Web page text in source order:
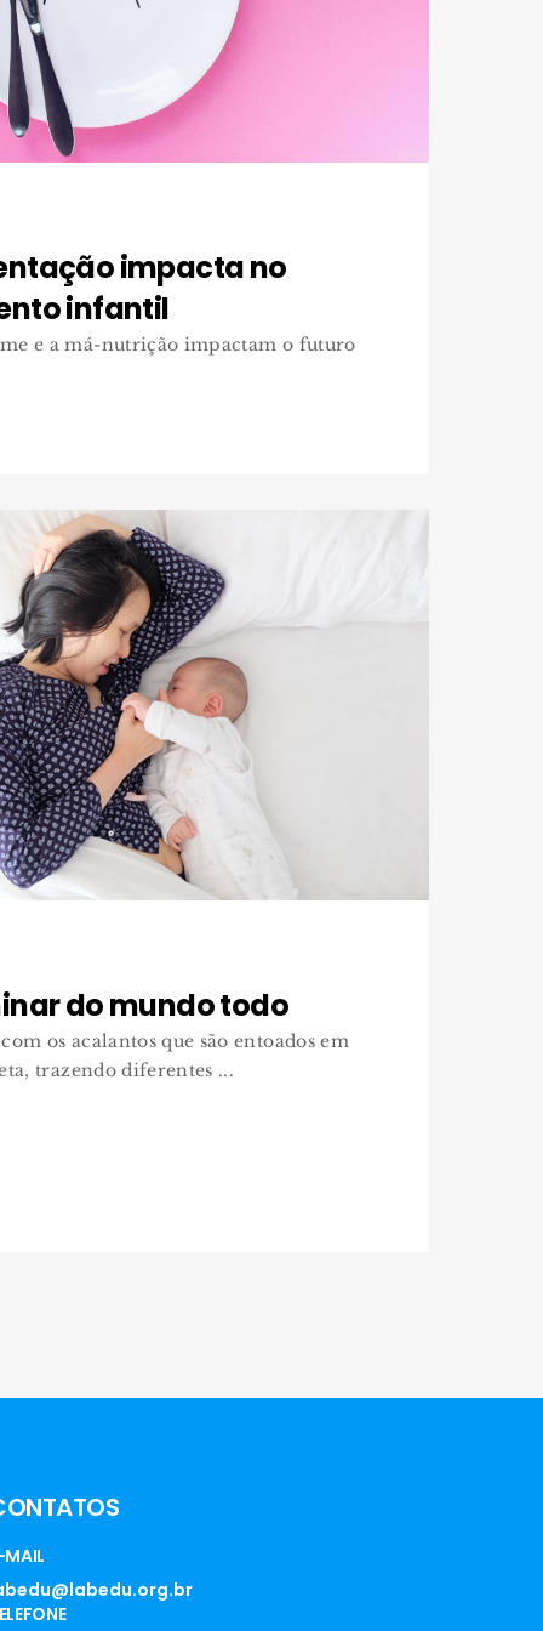
impacta no
infantil
e a má-nutrição impactam o futuro
do mundo todo
os acalantos que são entoados em
trazendo diferentes ...
MAIL